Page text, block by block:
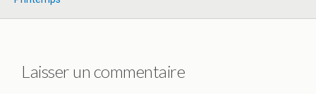
k
n
Laisser un commentaire